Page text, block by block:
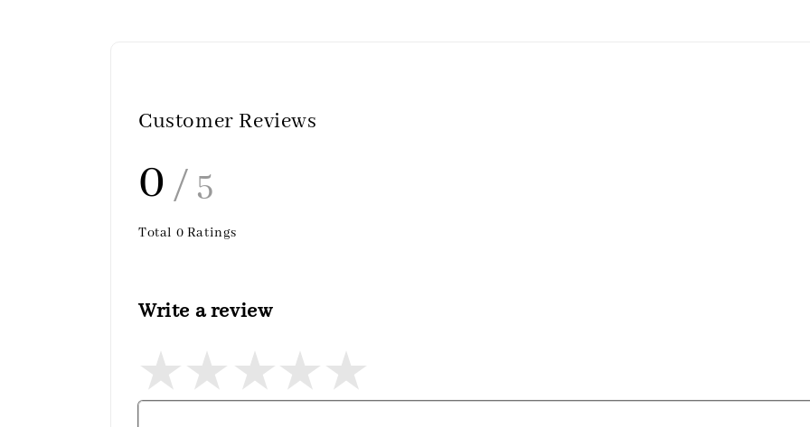
Customer Reviews
0 / 5
Total 0 Ratings
Write a review